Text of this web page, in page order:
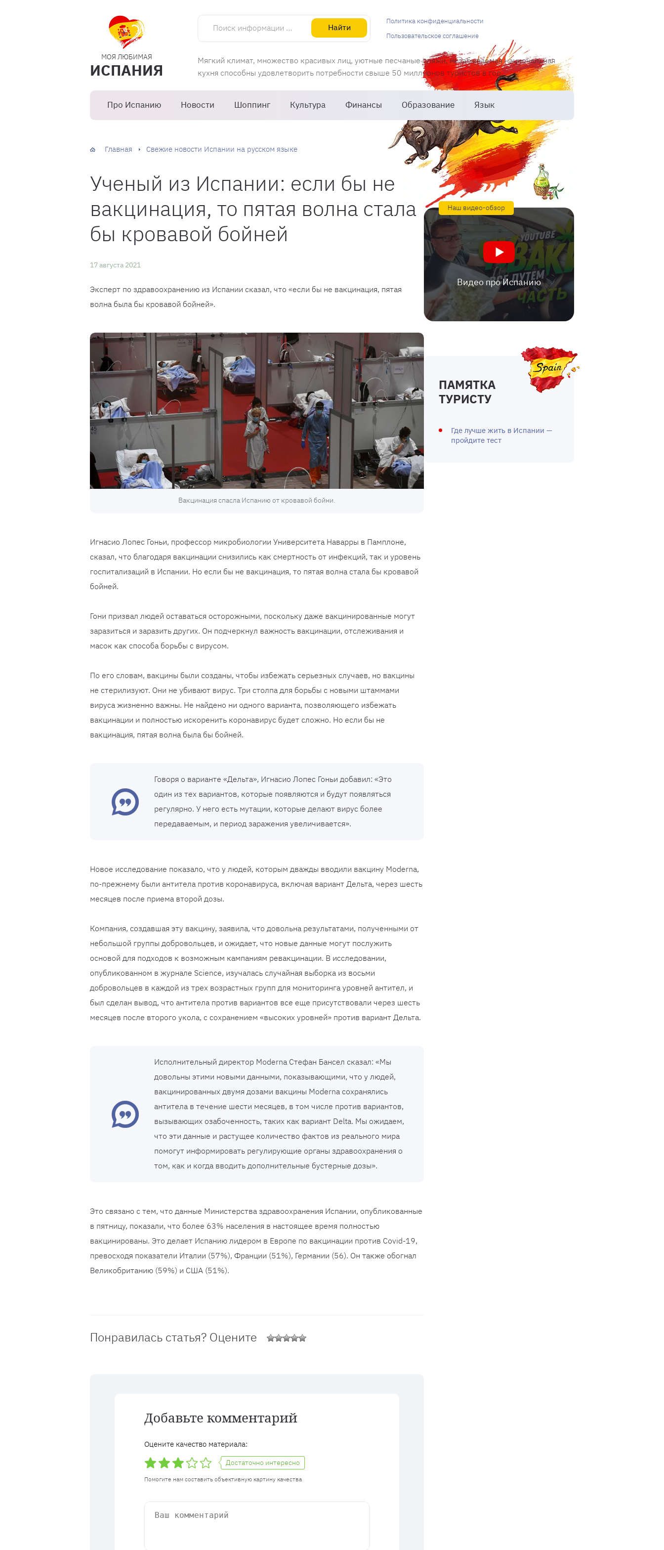
МОЯ ЛЮБИМАЯ
ИСПАНИЯ
Поиск информации об Испании
Найти
Мягкий климат, множество красивых лиц, уютные песчаные пляжи, незабываемая национальная
кухня способны удовлетворить потребности свыше 50 миллионов туристов в год.
Про Испанию Новости Шоппинг Культура Финансы Образование Язык
Политика конфиденциальности
Пользовательское соглашение
Главная Свежие новости Испании на русском языке
Ученый из Испании: если бы не
вакцинация, то пятая волна стала
бы кровавой бойней
17 августа 2021
Эксперт по здравоохранению из Испании сказал, что «если бы не вакцинация, пятая
волна была бы кровавой бойней».
Вакцинация спасла Испанию от кровавой бойни.
Игнасио Лопес Гоньи, профессор микробиологии Университета Наварры в Памплоне,
сказал, что благодаря вакцинации снизились как смертность от инфекций, так и уровень
госпитализаций в Испании. Но если бы не вакцинация, то пятая волна стала бы кровавой
бойней.
Гони призвал людей оставаться осторожными, поскольку даже вакцинированные могут
заразиться и заразить других. Он подчеркнул важность вакцинации, отслеживания и
масок как способа борьбы с вирусом.
По его словам, вакцины были созданы, чтобы избежать серьезных случаев, но вакцины
не стерилизуют. Они не убивают вирус. Три столпа для борьбы с новыми штаммами
вируса жизненно важны. Не найдено ни одного варианта, позволяющего избежать
вакцинации и полностью искоренить коронавирус будет сложно. Но если бы не
вакцинация, пятая волна была бы бойней.
Говоря о варианте «Дельта», Игнасио Лопес Гоньи добавил: «Это
один из тех вариантов, которые появляются и будут появляться
регулярно. У него есть мутации, которые делают вирус более
передаваемым, и период заражения увеличивается».
Новое исследование показало, что у людей, которым дважды вводили вакцину Moderna,
по-прежнему были антитела против коронавируса, включая вариант Дельта, через шесть
месяцев после приема второй дозы.
Компания, создавшая эту вакцину, заявила, что довольна результатами, полученными от
небольшой группы добровольцев, и ожидает, что новые данные могут послужить
основой для подходов к возможным кампаниям ревакцинации. В исследовании,
опубликованном в журнале Science, изучалась случайная выборка из восьми
добровольцев в каждой из трех возрастных групп для мониторинга уровней антител, и
был сделан вывод, что антитела против вариантов все еще присутствовали через шесть
месяцев после второго укола, с сохранением «высоких уровней» против вариант Дельта.
Исполнительный директор Moderna Стефан Бансел сказал: «Мы
довольны этими новыми данными, показывающими, что у людей,
вакцинированных двумя дозами вакцины Moderna сохранялись
антитела в течение шести месяцев, в том числе против вариантов,
вызывающих озабоченность, таких как вариант Delta. Мы ожидаем,
что эти данные и растущее количество фактов из реального мира
помогут информировать регулирующие органы здравоохранения о
том, как и когда вводить дополнительные бустерные дозы».
Это связано с тем, что данные Министерства здравоохранения Испании, опубликованные
в пятницу, показали, что более 63% населения в настоящее время полностью
вакцинированы. Это делает Испанию лидером в Европе по вакцинации против Covid-19,
превосходя показатели Италии (57%), Франции (51%), Германии (56). Он также обогнал
Великобританию (59%) и США (51%).
Понравилась статья? Оцените
Добавьте комментарий
Оцените качество материала:
Достаточно интересно
Помогите нам составить объективную картину качества
Наш видео-обзор
Видео про Испанию
ПАМЯТКА
ТУРИСТУ
Где лучше жить в Испании —
пройдите тест